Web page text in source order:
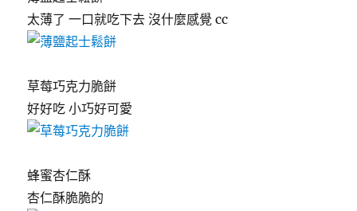
太薄了 一口就吃下去 沒什麼感覺 cc
草莓巧克力脆餅
好好吃 小巧好可愛
蜂蜜杏仁酥
杏仁酥脆脆的